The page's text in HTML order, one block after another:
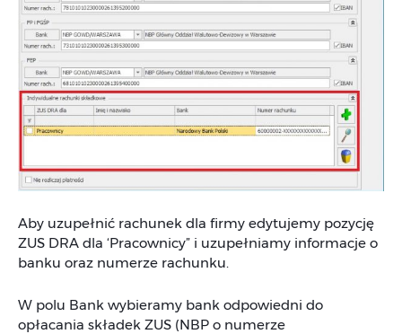
Aby uzupełnić rachunek dla firmy edytujemy pozycję
ZUS DRA dla ‘Pracownicy” i uzupełniamy informacje o
banku oraz numerze rachunku.
W polu Bank wybieramy bank odpowiedni do
opłacania składek ZUS (NBP o numerze